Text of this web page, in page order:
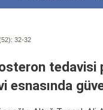
32-32
tedavisi
esnasında